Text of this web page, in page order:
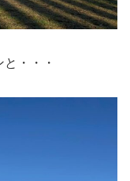
・・・